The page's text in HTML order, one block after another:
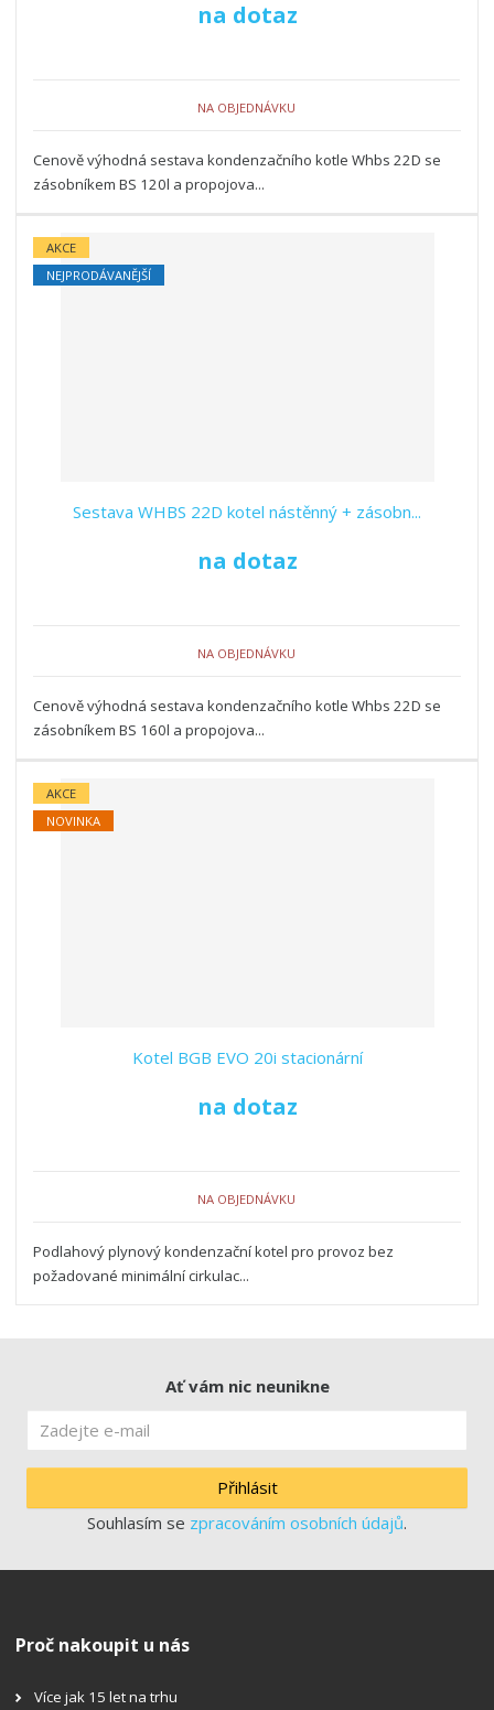
na dotaz
NA OBJEDNÁVKU
Cenově výhodná sestava kondenzačního kotle Whbs 22D se
zásobníkem BS 120l a propojova...
AKCE
NEJPRODÁVANĚJŠÍ
Sestava WHBS 22D kotel nástěnný + zásobn...
na dotaz
NA OBJEDNÁVKU
Cenově výhodná sestava kondenzačního kotle Whbs 22D se
zásobníkem BS 160l a propojova...
AKCE
NOVINKA
Kotel BGB EVO 20i stacionární
na dotaz
NA OBJEDNÁVKU
Podlahový plynový kondenzační kotel pro provoz bez
požadované minimální cirkulac...
Ať vám nic neunikne
Přihlásit
Souhlasím se zpracováním osobních údajů.
Proč nakoupit u nás
Více jak 15 let na trhu